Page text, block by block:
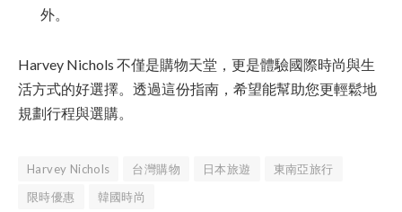
外。
Harvey Nichols 不僅是購物天堂，更是體驗國際時尚與生
活方式的好選擇。透過這份指南，希望能幫助您更輕鬆地
規劃行程與選購。
Harvey Nichols 台灣購物 日本旅遊
東南亞旅行
限時優惠
韓國時尚